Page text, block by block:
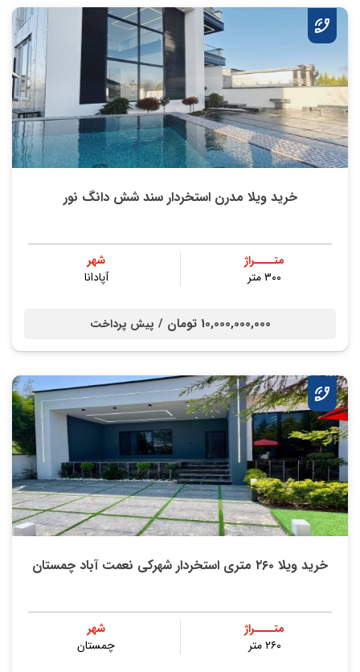
خرید ویلا مدرن استخردار سند شش دانگ نور
متــــراژ
۳۰۰ متر
شهر
آپادانا
10,000,000,000 تومان / پیش پرداخت
خرید ویلا ۲۶۰ متری استخردار شهرکی نعمت آباد چمستان
متــــراژ
۲۶۰ متر
شهر
چمستان